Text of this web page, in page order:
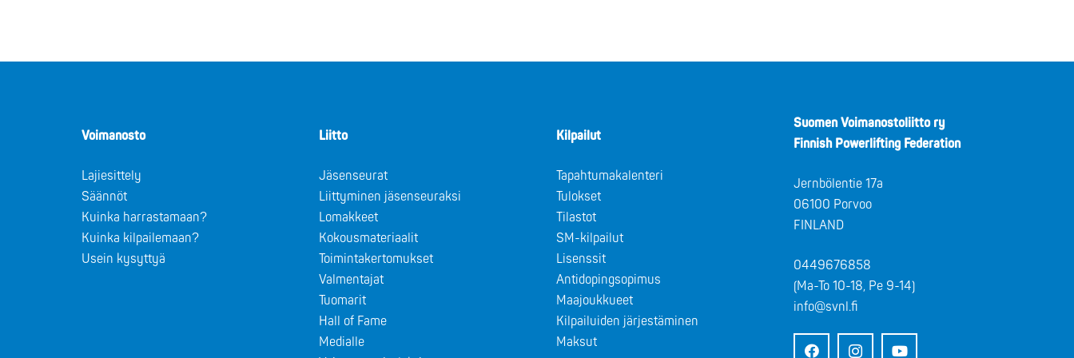
Voimanosto
Lajiesittely
Säännöt
Kuinka harrastamaan?
Kuinka kilpailemaan?
Usein kysyttyä
Liitto
Jäsenseurat
Liittyminen jäsenseuraksi
Lomakkeet
Kokousmateriaalit
Toimintakertomukset
Valmentajat
Tuomarit
Hall of Fame
Medialle
Kilpailut
Tapahtumakalenteri
Tulokset
Tilastot
SM-kilpailut
Lisenssit
Antidopingsopimus
Maajoukkueet
Kilpailuiden järjestäminen
Maksut
Suomen Voimanostoliitto ry
Finnish Powerlifting Federation
Jernbölentie 17a
06100 Porvoo
FINLAND
0449676858
(Ma-To 10-18, Pe 9-14)
info@svnl.fi